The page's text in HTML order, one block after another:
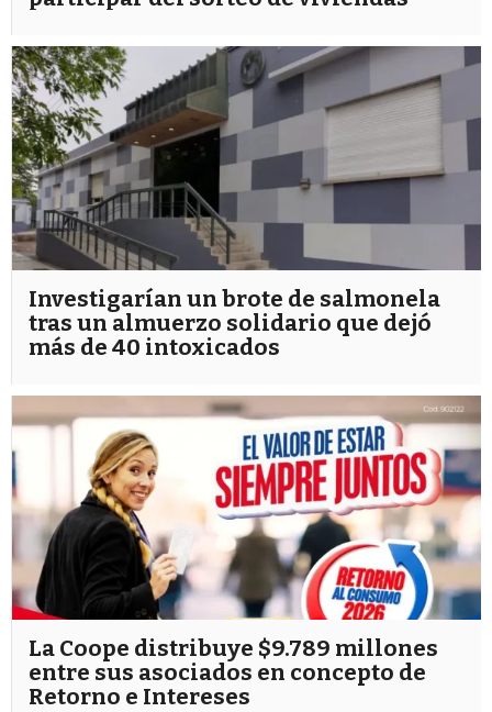
Investigarían un brote de salmonela
tras un almuerzo solidario que dejó
más de 40 intoxicados
La Coope distribuye $9.789 millones
entre sus asociados en concepto de
Retorno e Intereses